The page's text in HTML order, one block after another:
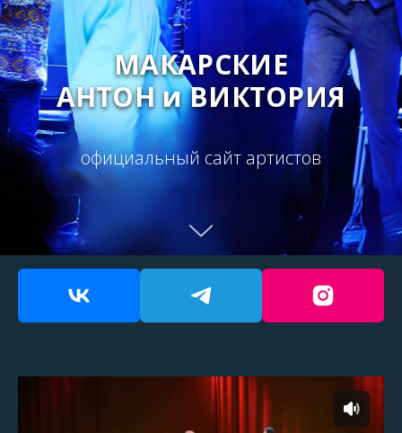
МАКАРСКИЕ
АНТОН и ВИКТОРИЯ
официальный сайт артистов